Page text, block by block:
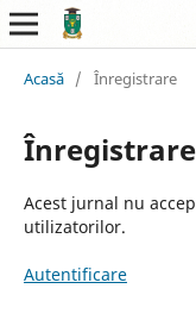
Acasă / Înregistrare
Înregistrare
Acest jurnal nu
utilizatorilor.
Autentificare